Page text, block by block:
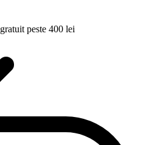
gratuit peste 400 lei